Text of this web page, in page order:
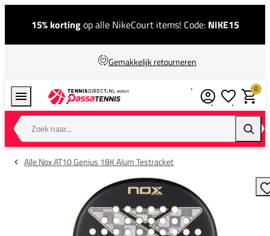
15% kortingop alle NikeCourt items! Code: NIKE15
Gemakkelijk retourneren
Zoek naar...
0
Alle Nox AT10 Genius 18K Alum Testracket